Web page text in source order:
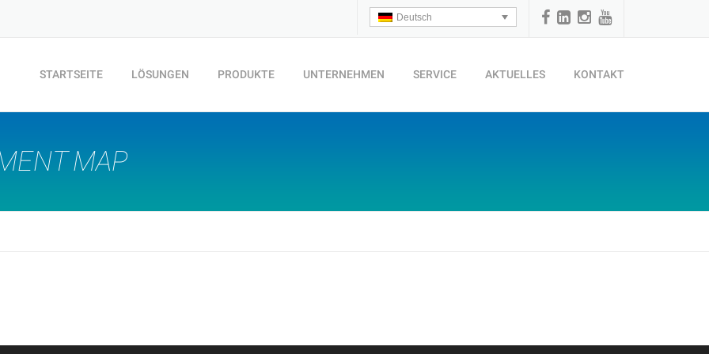
Deutsch
STARTSEITE LÖSUNGEN PRODUKTE UNTERNEHMEN SERVICE AKTUELLES KONTAKT
MAP